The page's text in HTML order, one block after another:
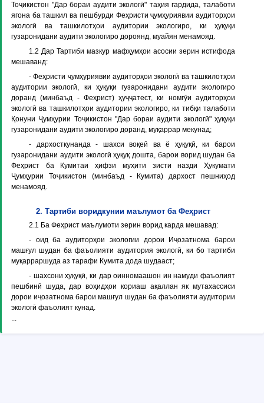
Тоҷикистон "Дар бораи аудити экологӣ" таҳия гардида, талаботи
ягона ба ташкил ва пешбурди Феҳристи ҷумҳуриявии аудиторҳои
экологӣ ва ташкилотҳои аудитории экологиро, ки ҳуқуқи
гузаронидани аудити экологиро дороянд, муайян менамояд.
1.2 Дар Тартиби мазкур мафҳумҳои асосии зерин истифода
мешаванд:
- Феҳристи ҷумҳуриявии аудиторҳои экологӣ ва ташкилотҳои
аудитории экологӣ, ки ҳуқуқи гузаронидани аудити экологиро
доранд (минбаъд - Феҳрист) ҳуҷҷатест, ки номгӯи аудиторҳои
экологӣ ва ташкилотҳои аудитории экологиро, ки тибқи талаботи
Қонуни Ҷумҳурии Тоҷикистон "Дар бораи аудити экологӣ" ҳуқуқи
гузаронидани аудити экологиро доранд, муқаррар мекунад;
- дархосткунанда - шахси воқеӣ ва ё ҳуқуқӣ, ки барои
гузаронидани аудити экологӣ ҳуқуқ дошта, барои ворид шудан ба
Феҳрист ба Кумитаи ҳифзи муҳити зисти назди Ҳукумати
Ҷумҳурии Тоҷикистон (минбаъд - Кумита) дархост пешниҳод
менамояд.
2. Тартиби воридкунии маълумот ба Феҳрист
2.1 Ба Феҳрист маълумоти зерин ворид карда мешавад:
- оид ба аудиторҳои экологии дорои Иҷозатнома барои
машғул шудан ба фаъолияти аудитория экологӣ, ки бо тартиби
муқарраршуда аз тарафи Кумита дода шудааст;
- шахсони ҳуқуқӣ, ки дар оинномаашон ин намуди фаъолият
пешбинӣ шуда, дар воҳидҳои кориаш ақаллан як мутахассиси
дорои иҷозатнома барои машғул шудан ба фаъолияти аудитории
экологӣ фаъолият кунад.
...